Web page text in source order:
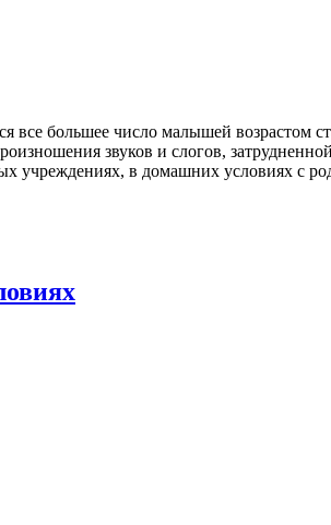
все большее число малышей возрастом
звуков и слогов,
учреждениях, в домашних условиях с